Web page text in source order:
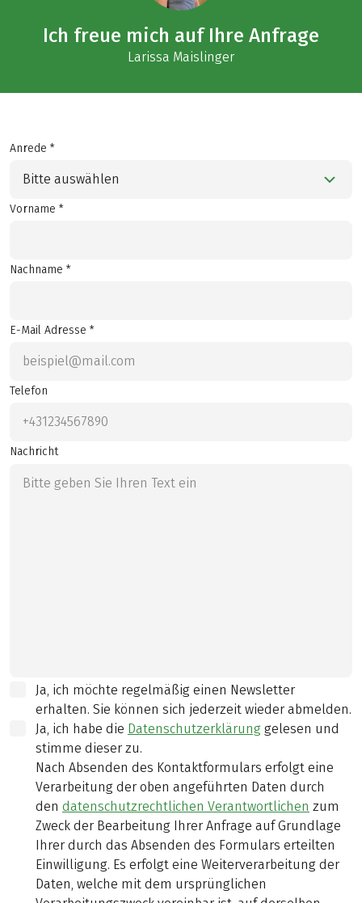
Ich freue mich auf Ihre Anfrage
Larissa Maislinger
Anrede *
Bitte auswählen
Vorname *
Nachname *
E-Mail Adresse *
Telefon
Nachricht
Ja, ich möchte regelmäßig einen Newsletter
erhalten. Sie können sich jederzeit wieder abmelden.
Ja, ich habe die Datenschutzerklärung gelesen und
stimme dieser zu.
Nach Absenden des Kontaktformulars erfolgt eine
Verarbeitung der oben angeführten Daten durch
den datenschutzrechtlichen Verantwortlichen zum
Zweck der Bearbeitung Ihrer Anfrage auf Grundlage
Ihrer durch das Absenden des Formulars erteilten
Einwilligung. Es erfolgt eine Weiterverarbeitung der
Daten, welche mit dem ursprünglichen